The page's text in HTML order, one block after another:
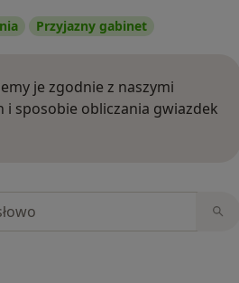
Przyjazny gabinet
je zgodnie z naszymi
i sposobie obliczania gwiazdek